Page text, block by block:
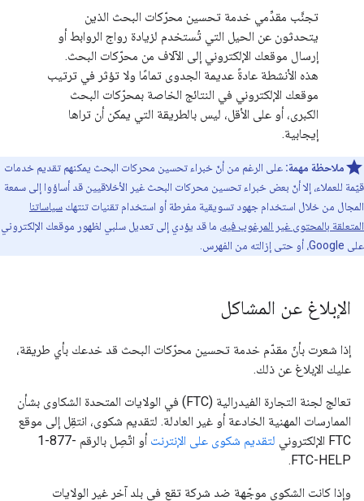
تجنَّب مقدِّمي خدمة تحسين محرّكات البحث الذين
يتحدثون عن الحيل التي تُستخدم لزيادة رواج الروابط أو
إرسال موقعك الإلكتروني إلى الآلاف من محرّكات البحث.
هذه الأنشطة عادةً عديمة الجدوى تمامًا ولا تؤثر في ترتيب
موقعك الإلكتروني في النتائج الخاصة بمحرّكات البحث
الكبرى، أو على الأقل، ليس بالطريقة التي يمكن أن تراها
إيجابية.
ملاحظة مهمة: على الرغم من أنّ خبراء تحسين محركات البحث يمكنهم تقديم خدمات
قيّمة للعملاء، إلا أنّ بعض خبراء تحسين محركات البحث غير الأخلاقيين قد أساؤوا إلى سمعة
المجال من خلال استخدام جهود تسويقية مفرطة أو استخدام تقنيات تنتهك سياساتنا
المتعلقة بالمحتوى غير المرغوب فيه، ما قد يؤدي إلى تعديل سلبي لظهور موقعك الإلكتروني
على Google، أو حتى إزالته من الفهرس.
الإبلاغ عن المشاكل
إذا شعرت بأنّ مقدّم خدمة تحسين محرّكات البحث قد خدعك بأي طريقة،
عليك الإبلاغ عن ذلك.
تعالج لجنة التجارة الفيدرالية (FTC) في الولايات المتحدة الشكاوى بشأن
الممارسات المهنية الخادعة أو غير العادلة. لتقديم شكوى، انتقِل إلى موقع
FTC الإلكتروني
لتقديم شكوى على الإنترنت
أو اتّصِل بالرقم ‎1-877-
FTC-HELP.
وإذا كانت الشكوى موجّهة ضد شركة تقع في بلد آخر غير الولايات